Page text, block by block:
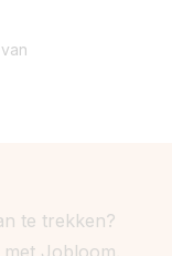
te trekken?